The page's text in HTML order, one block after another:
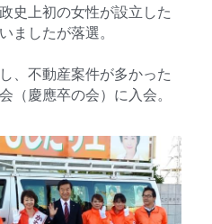
史上初の女性が設立した
ましたが落選。
、不動産案件が多かった
（慶應卒の会）に入会。